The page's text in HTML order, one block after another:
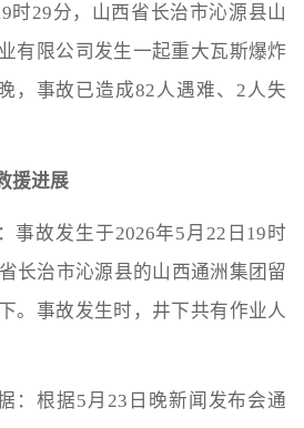
时29分，山西省长治市沁源县山
有限公司发生一起重大瓦斯爆炸
，事故已造成82人遇难、2人失
援进展
事故发生于‌2026年5月22日19时
长治市沁源县的山西通洲集团留
。事故发生时，井下共有作业人
：根据5月23日晚新闻发布会通